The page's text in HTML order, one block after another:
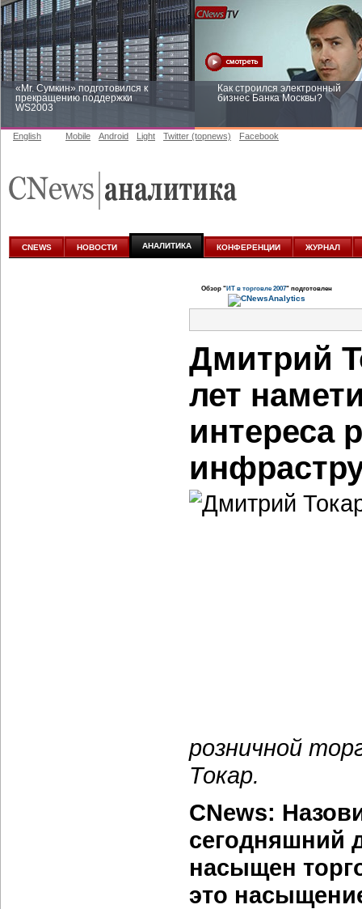
«Mr. Сумкин» подготовился к
прекращению поддержки
WS2003
Как строился электронный
бизнес Банка Москвы?
аналитике
English Mobile Android Light Twitter (topnews) Facebook
CNEWS НОВОСТИ АНАЛИТИКА КОНФЕРЕНЦИИ ЖУРНАЛ
Обзор "ИТ в торговле 2007" подготовлен
Дмитрий
лет
интереса
розничной
Токар.
CNews:
сегодняшний
насыщен
это